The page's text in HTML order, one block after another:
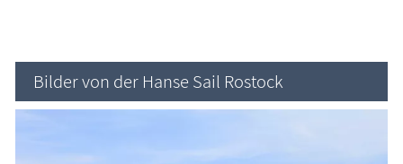
Veranstaltungen
Bilder von der Hanse Sail Rostock